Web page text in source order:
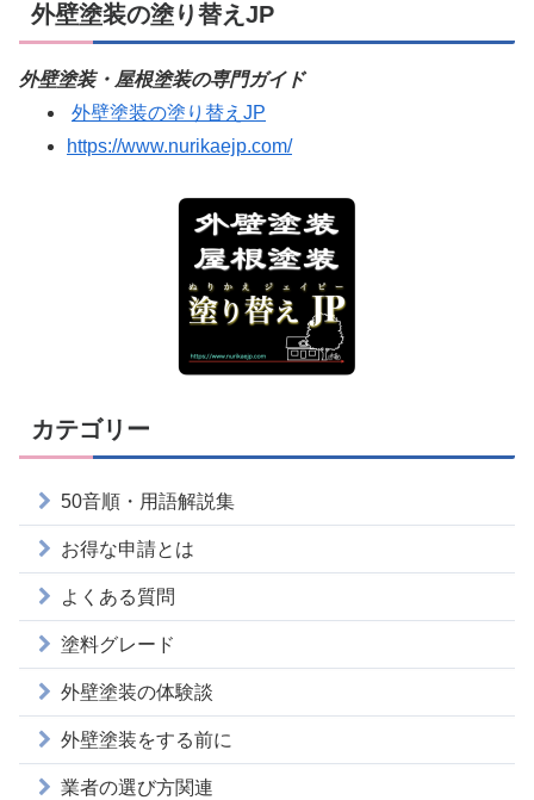
外壁塗装の塗り替えJP
外壁塗装・屋根塗装の専門ガイド
外壁塗装の塗り替えJP
https://www.nurikaejp.com/
カテゴリー
50音順・用語解説集
お得な申請とは
よくある質問
塗料グレード
外壁塗装の体験談
外壁塗装をする前に
業者の選び方関連